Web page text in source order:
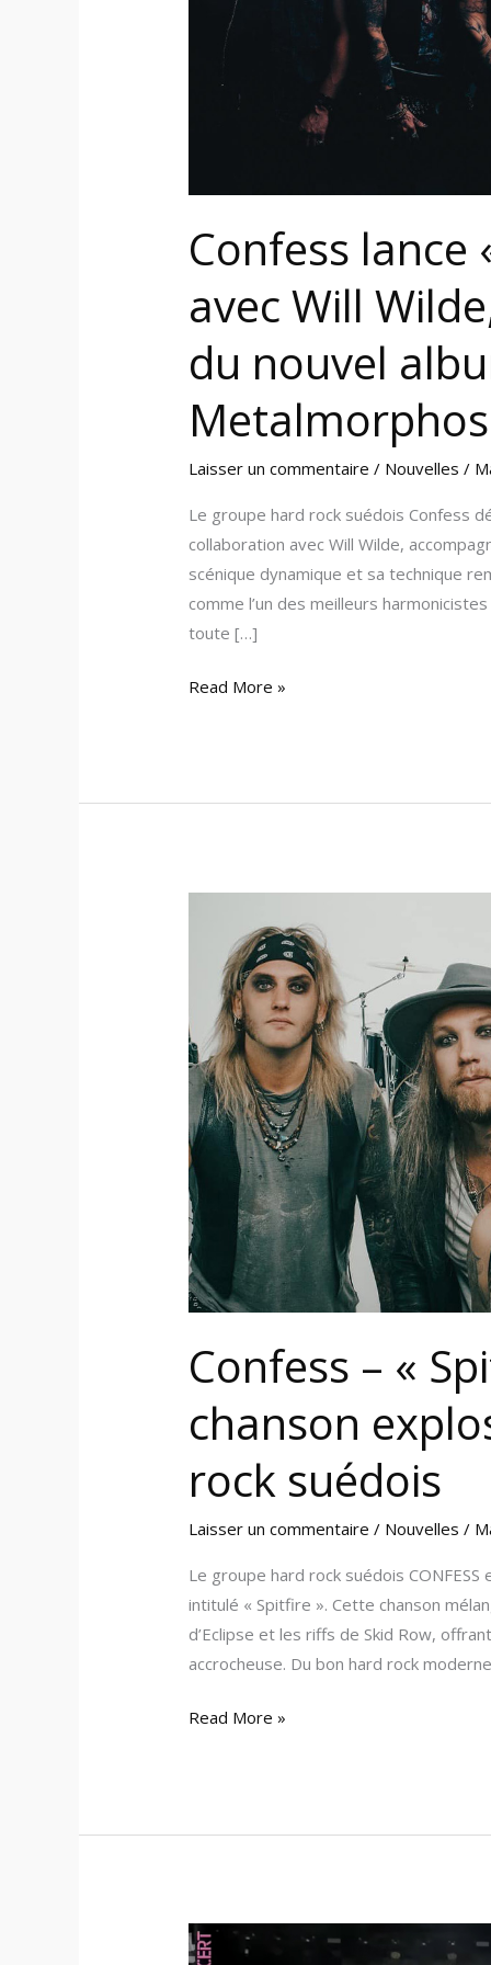
Confess lance
avec Will
du nouvel
Laisser un commentaire / Nouvelles /
Le groupe hard rock suédois Confess
collaboration avec Will Wilde,
scénique dynamique et sa technique
comme l’un des meilleurs
toute […]
Wilde,
explosif
album
Metalmorphosis
Read More »
Confess – «
chanson
rock suédois
Laisser un commentaire / Nouvelles /
Le groupe hard rock suédois
intitulé « Spitfire ». Cette chanson
d’Eclipse et les riffs de Skid Row,
accrocheuse. Du bon hard rock
Spitfire
»,
nouvelle
chanson
explosive
du
groupe
hard
rock
suédois
Read More »
42